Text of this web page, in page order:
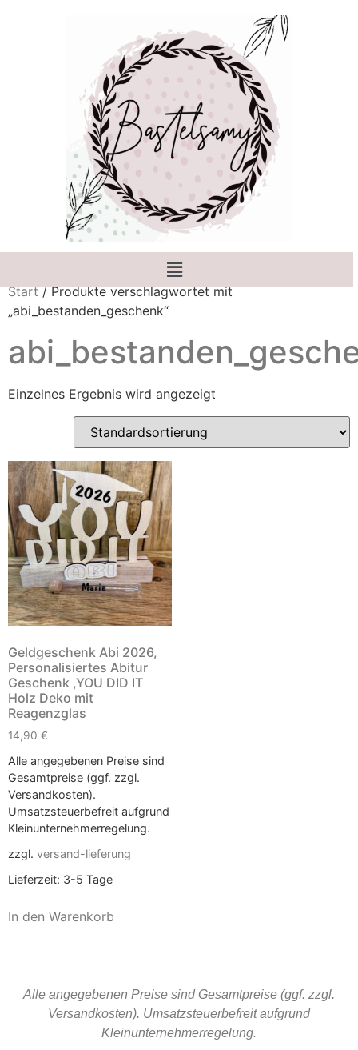
Start/ Produkte verschlagwortet mit
„abi_bestanden_geschenk“
Einzelnes Ergebnis wird angezeigt
Geldgeschenk Abi 2026,
Personalisiertes Abitur
Geschenk ,YOU DID IT
Holz Deko mit
Reagenzglas
14,90 €
Alle angegebenen Preise sind
Gesamtpreise (ggf. zzgl.
Versandkosten).
Umsatzsteuerbefreit aufgrund
Kleinunternehmerregelung.
zzgl. versand-lieferung
Lieferzeit: 3-5 Tage
In den Warenkorb
Alle angegebenen Preise sind Gesamtpreise (ggf. zzgl.
Versandkosten). Umsatzsteuerbefreit aufgrund
Kleinunternehmerregelung.